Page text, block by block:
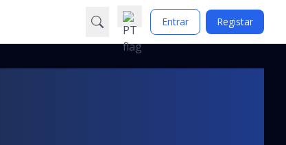
Entrar Registar